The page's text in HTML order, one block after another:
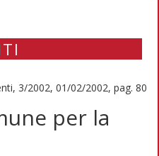
3/2002, 01/02/2002, pag. 80
per la